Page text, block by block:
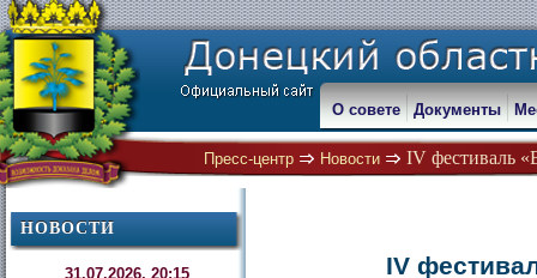
Пресс-центр Новости IV
О совете Документы
НОВОСТИ
31.07.2026, 20:15 IV